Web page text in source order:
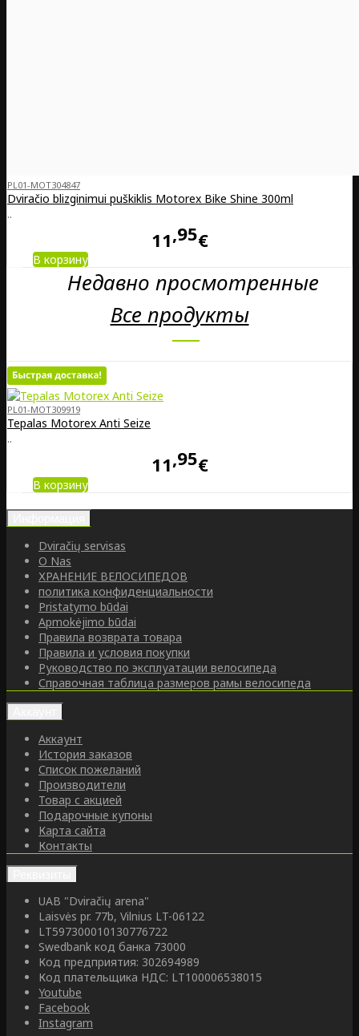
PL01-MOT304847
Dviračio blizginimui puškiklis Motorex Bike Shine 300ml
..
11 95€
В корзину
Недавно просмотренные
Все продукты
PL01-MOT309919
Tepalas Motorex Anti Seize
..
11 95€
В корзину
Dviračių servisas
O Nas
ХРАНЕНИЕ ВЕЛОСИПЕДОВ
политика конфиденциальности
Pristatymo būdai
Apmokėjimo būdai
Правила возврата товара
Правила и условия покупки
Руководство по эксплуатации велосипеда
Справочная таблица размеров рамы велосипеда
Аккаунт
История заказов
Список пожеланий
Производители
Товар с акцией
Подарочные купоны
Карта сайта
Контакты
UAB "Dviračių arena"
Laisvės pr. 77b, Vilnius LT-06122
LT597300010130776722
Swedbank код банка 73000
Код предприятия: 302694989
Код плательщика НДС: LT100006538015
Youtube
Facebook
Instagram